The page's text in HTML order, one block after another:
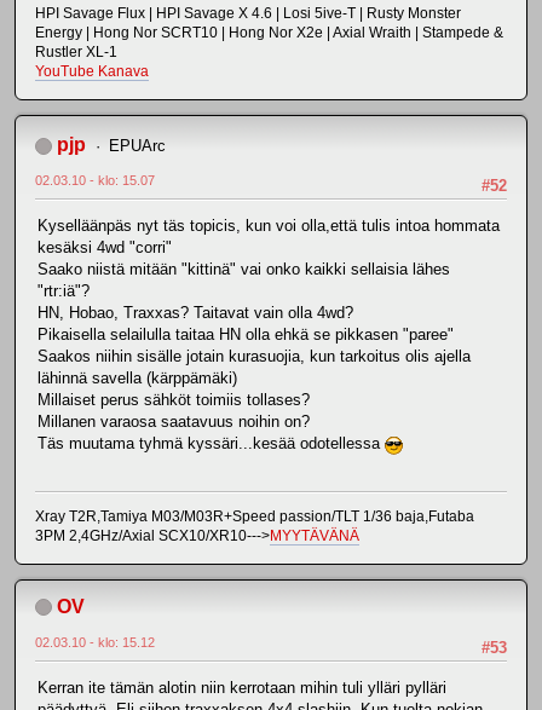
HPI Savage Flux | HPI Savage X 4.6 | Losi 5ive-T | Rusty Monster
Energy | Hong Nor SCRT10 | Hong Nor X2e | Axial Wraith | Stampede &
Rustler XL-1
YouTube Kanava
pjp EPUArc
#52
02.03.10 - klo: 15.07
Kyselläänpäs nyt täs topicis, kun voi olla,että tulis intoa hommata
kesäksi 4wd "corri"
Saako niistä mitään "kittinä" vai onko kaikki sellaisia lähes
"rtr:iä"?
HN, Hobao, Traxxas? Taitavat vain olla 4wd?
Pikaisella selailulla taitaa HN olla ehkä se pikkasen "paree"
Saakos niihin sisälle jotain kurasuojia, kun tarkoitus olis ajella
lähinnä savella (kärppämäki)
Millaiset perus sähköt toimiis tollases?
Millanen varaosa saatavuus noihin on?
Täs muutama tyhmä kyssäri...kesää odotellessa
Xray T2R,Tamiya M03/M03R+Speed passion/TLT 1/36 baja,Futaba
3PM 2,4GHz/Axial SCX10/XR10--->MYYTÄVÄNÄ
OV
#53
02.03.10 - klo: 15.12
Kerran ite tämän alotin niin kerrotaan mihin tuli ylläri pylläri